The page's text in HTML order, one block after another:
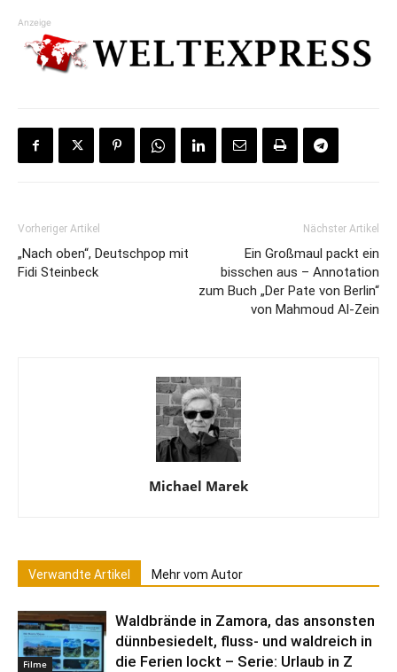
Anzeige
Vorheriger Artikel
„Nach oben“, Deutschpop mit
Fidi Steinbeck
Nächster Artikel
Ein Großmaul packt ein
bisschen aus – Annotation
zum Buch „Der Pate von Berlin“
von Mahmoud Al-Zein
Michael Marek
Verwandte Artikel Mehr vom Autor
Filme
Waldbrände in Zamora, das ansonsten
dünnbesiedelt, fluss- und waldreich in
die Ferien lockt – Serie: Urlaub in Z